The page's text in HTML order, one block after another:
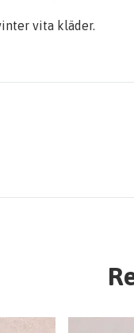
vita kläder.